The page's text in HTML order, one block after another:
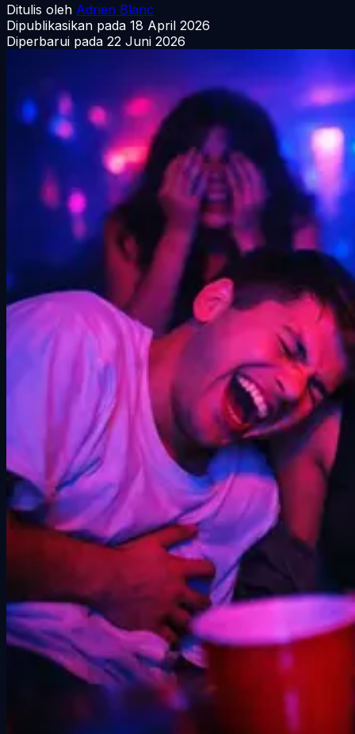
Ditulis oleh Adrien Blanc
Dipublikasikan pada 18 April 2026
Diperbarui pada 22 Juni 2026